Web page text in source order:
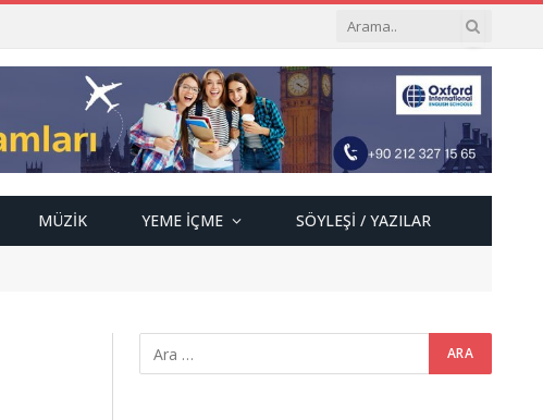
MÜZIK YEME İÇME SÖYLEŞI / YAZILAR